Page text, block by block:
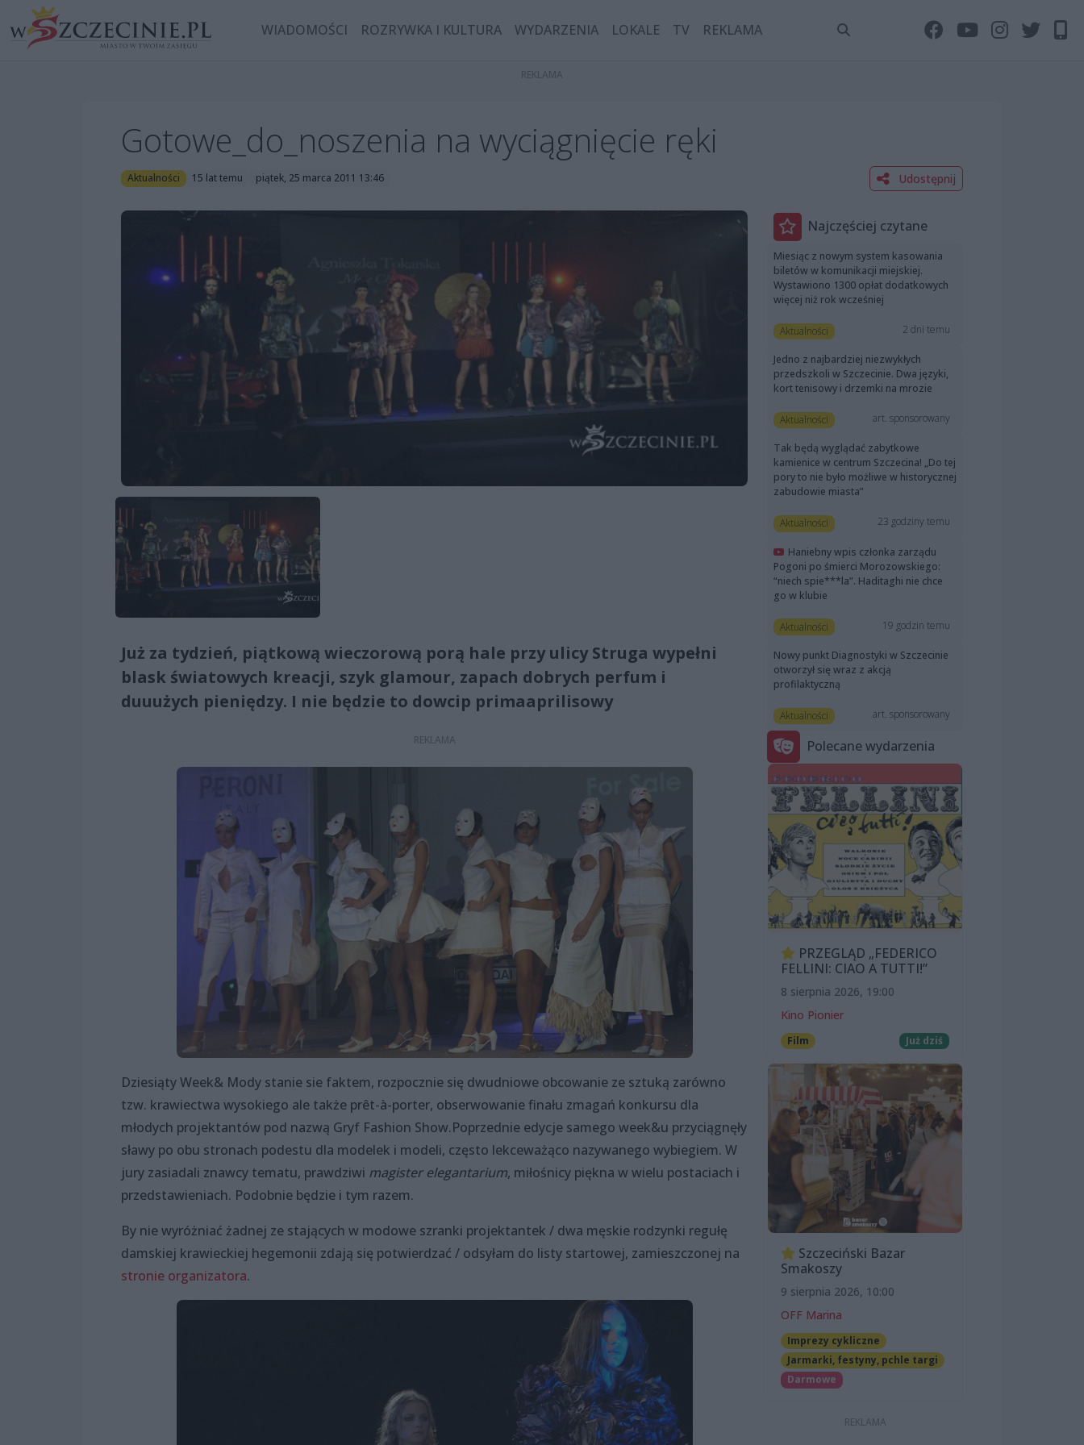
WIADOMOŚCI ROZRYWKA I KULTURA WYDARZENIA LOKALE TV REKLAMA
Gotowe_do_noszenia na wyciągnięcie ręki
Aktualności 15 lat temu piątek, 25 marca 2011 13:46 Udostępnij
Już za tydzień, piątkową wieczorową porą hale przy ulicy Struga wypełni
blask światowych kreacji, szyk glamour, zapach dobrych perfum i
duuużych pieniędzy. I nie będzie to dowcip primaaprilisowy
Dziesiąty Week& Mody stanie sie faktem, rozpocznie się dwudniowe obcowanie ze sztuką zarówno
tzw. krawiectwa wysokiego ale także prêt-à-porter, obserwowanie finału zmagań konkursu dla
młodych projektantów pod nazwą Gryf Fashion Show.Poprzednie edycje samego week&u przyciągnęły
sławy po obu stronach podestu dla modelek i modeli, często lekceważąco nazywanego wybiegiem. W
jury zasiadali znawcy tematu, prawdziwi magister elegantarium, miłośnicy piękna w wielu postaciach i
przedstawieniach. Podobnie będzie i tym razem.
By nie wyróżniać żadnej ze stających w modowe szranki projektantek / dwa męskie rodzynki regułę
damskiej krawieckiej hegemonii zdają się potwierdzać / odsyłam do listy startowej, zamieszczonej na
stronie organizatora.
Najczęściej czytane
Miesiąc z nowym system kasowania
biletów w komunikacji miejskiej.
Wystawiono 1300 opłat dodatkowych
więcej niż rok wcześniej
Aktualności 2 dni temu
Jedno z najbardziej niezwykłych
przedszkoli w Szczecinie. Dwa języki,
kort tenisowy i drzemki na mrozie
Aktualności art. sponsorowany
Tak będą wyglądać zabytkowe
kamienice w centrum Szczecina! „Do tej
pory to nie było możliwe w historycznej
zabudowie miasta”
Aktualności 23 godziny temu
Haniebny wpis członka zarządu
Pogoni po śmierci Morozowskiego:
“niech spie***la”. Haditaghi nie chce
go w klubie
Aktualności 19 godzin temu
Nowy punkt Diagnostyki w Szczecinie
otworzył się wraz z akcją
profilaktyczną
Aktualności art. sponsorowany
Polecane wydarzenia
PRZEGLĄD „FEDERICO
FELLINI: CIAO A TUTTI!”
8 sierpnia 2026, 19:00
Kino Pionier
Film Już dziś
Szczeciński Bazar
Smakoszy
9 sierpnia 2026, 10:00
OFF Marina
Imprezy cykliczne
Jarmarki, festyny, pchle targi
Darmowe